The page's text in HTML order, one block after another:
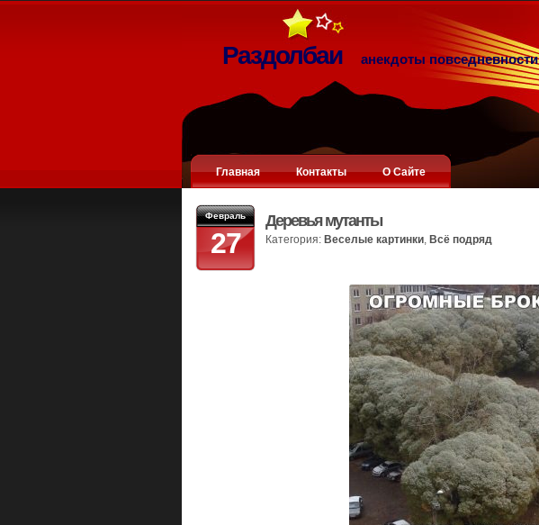
Раздолбаи анекдоты повседневности
Главная Контакты О Сайте
Февраль
27
Деревья мутанты
Категория: Веселые картинки, Всё подряд